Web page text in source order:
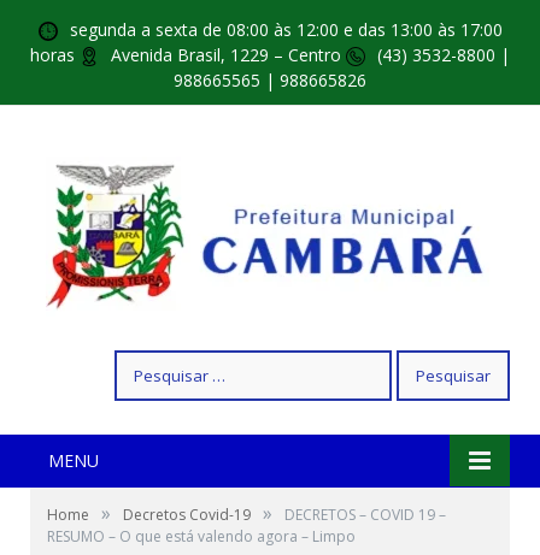
segunda a sexta de 08:00 às 12:00 e das 13:00 às 17:00
horas
Avenida Brasil, 1229 – Centro
(43) 3532-8800 |
988665565 | 988665826
por:
MENU
Home » Decretos Covid-19 »
DECRETOS – COVID 19 –
RESUMO – O que está valendo agora – Limpo